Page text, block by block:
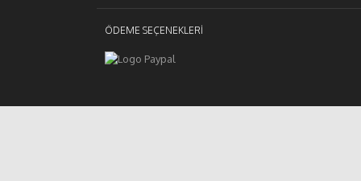
ÖDEME SEÇENEKLERI